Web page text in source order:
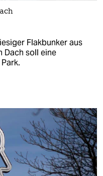
Flakbunker aus
Dach soll eine